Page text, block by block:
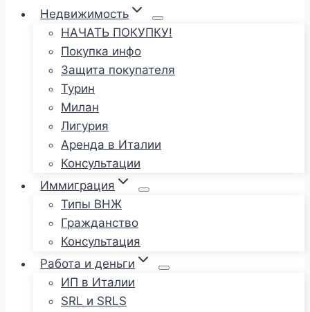
Недвижимость
НАЧАТЬ ПОКУПКУ!
Покупка инфо
Защита покупателя
Турин
Милан
Лигурия
Аренда в Италии
Консультации
Иммиграция
Типы ВНЖ
Гражданство
Консультация
Работа и деньги
ИП в Италии
SRL и SRLS